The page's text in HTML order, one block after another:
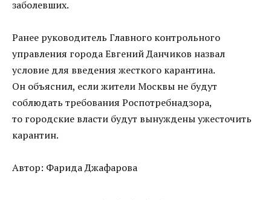
заболевших.
Ранее руководитель Главного контрольного
управления города Евгений Данчиков назвал
условие для введения жесткого карантина.
Он объяснил, если жители Москвы не будут
соблюдать требования Роспотребнадзора,
то городские власти будут вынуждены ужесточить
карантин.
Автор: Фарида Джафарова